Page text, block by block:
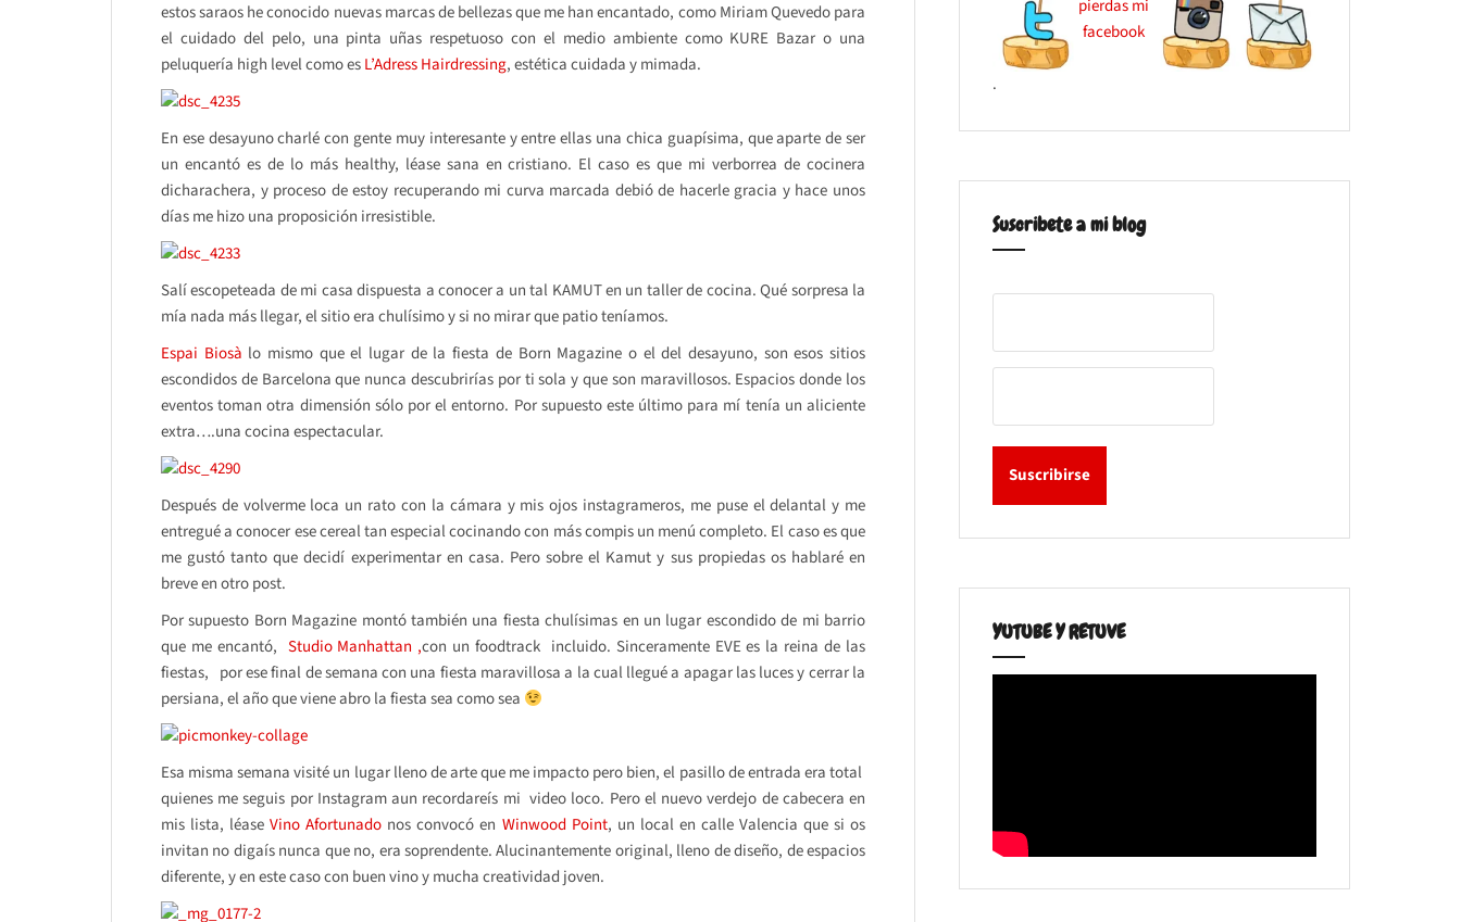
estos saraos he conocido nuevas marcas de bellezas que me han encantado, como Miriam Quevedo para
el cuidado del pelo, una pinta uñas respetuoso con el medio ambiente como KURE Bazar o una
peluquería high level como esL’Adress Hairdressing, estética cuidada y mimada.
En ese desayuno charlé con gente muy interesante y entre ellas una chica guapísima, que aparte de ser
un encantó es de lo más healthy, léase sana en cristiano. El caso es que mi verborrea de cocinera
dicharachera, y proceso de estoy recuperando mi curva marcada debió de hacerle gracia y hace unos
días me hizo una proposición irresistible.
Salí escopeteada de mi casa dispuesta a conocer a un tal KAMUT en un taller de cocina. Qué sorpresa la
mía nada más llegar, el sitio era chulísimo y si no mirar que patio teníamos.
Espai Biosà lo mismo que el lugar de la fiesta de Born Magazine o el del desayuno, son esos sitios
escondidos de Barcelona que nunca descubrirías por ti sola y que son maravillosos. Espacios donde los
eventos toman otra dimensión sólo por el entorno. Por supuesto este último para mí tenía un aliciente
extra….una cocina espectacular.
Después de volverme loca un rato con la cámara y mis ojos instagrameros, me puse el delantal y me
entregué a conocer ese cereal tan especial cocinando con más compis un menú completo. El caso es que
me gustó tanto que decidí experimentar en casa. Pero sobre el Kamut y sus propiedas os hablaré en
breve en otro post.
Por supuesto Born Magazine montó también una fiesta chulísimas en un lugar escondido de mi barrio
que me encantó, Studio Manhattan ,con un foodtrack incluido. Sinceramente EVE es la reina de las
fiestas, por ese final de semana con una fiesta maravillosa a la cual llegué a apagar las luces y cerrar la
persiana, el año que viene abro la fiesta sea como sea
Esa misma semana visité un lugar lleno de arte que me impacto pero bien, el pasillo de entrada era total
quienes me seguis por Instagram aun recordareís mi video loco. Pero el nuevo verdejo de cabecera en
mis lista, léaseVino Afortunado nos convocó en Winwood Point, un local en calle Valencia que si os
invitan no digaís nunca que no, era soprendente. Alucinantemente original, lleno de diseño, de espacios
diferente, y en este caso con buen vino y mucha creatividad joven.
.
Suscribete a mi blog
YUTUBE Y RETUVE